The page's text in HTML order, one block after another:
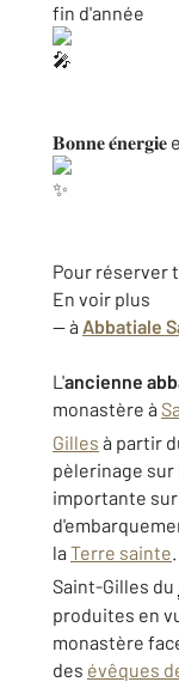
fin d'année
𝐁𝐨𝐧𝐧𝐞 𝐞́𝐧𝐞𝐫𝐠𝐢𝐞
Pour réserver
En voir plus
— à Abbatiale
L'ancienne
monastère à
Gilles à partir
pèlerinage sur
importante
la Terre sainte
Saint-Gilles du
produites en
monastère
des évêques